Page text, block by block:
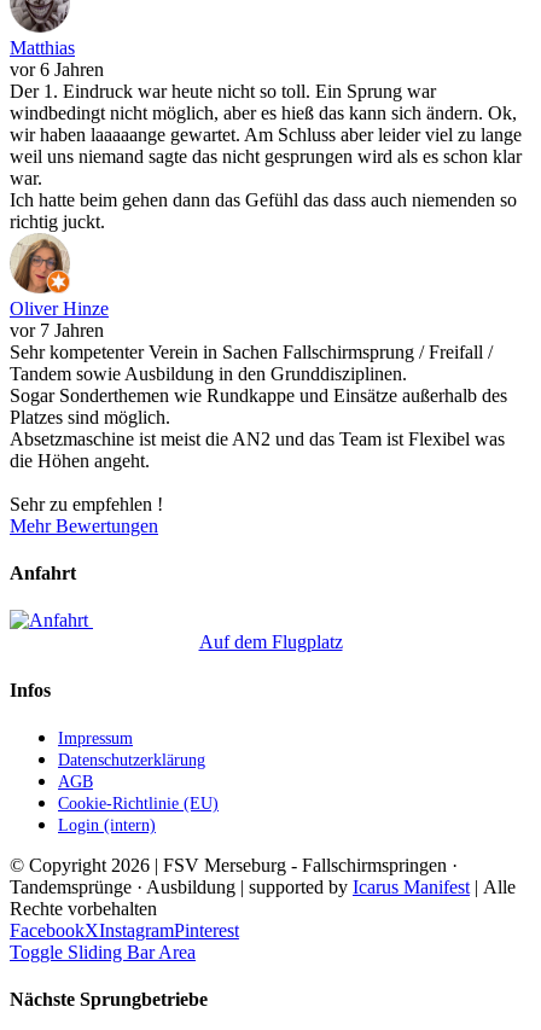
Matthias
vor 6 Jahren
Der 1. Eindruck war heute nicht so toll. Ein Sprung war
windbedingt nicht möglich, aber es hieß das kann sich ändern. Ok,
wir haben laaaaange gewartet. Am Schluss aber leider viel zu lange
weil uns niemand sagte das nicht gesprungen wird als es schon klar
war.
Ich hatte beim gehen dann das Gefühl das dass auch niemenden so
richtig juckt.
Oliver Hinze
vor 7 Jahren
Sehr kompetenter Verein in Sachen Fallschirmsprung / Freifall /
Tandem sowie Ausbildung in den Grunddisziplinen.
Sogar Sonderthemen wie Rundkappe und Einsätze außerhalb des
Platzes sind möglich.
Absetzmaschine ist meist die AN2 und das Team ist Flexibel was
die Höhen angeht.
Sehr zu empfehlen !
Mehr Bewertungen
Anfahrt
Auf dem Flugplatz
Infos
Impressum
Datenschutzerklärung
AGB
Cookie-Richtlinie (EU)
Login (intern)
© Copyright 2026 | FSV Merseburg - Fallschirmspringen ·
Tandemsprünge · Ausbildung | supported by Icarus Manifest | Alle
Rechte vorbehalten
FacebookXInstagramPinterest
Toggle Sliding Bar Area
Nächste Sprungbetriebe